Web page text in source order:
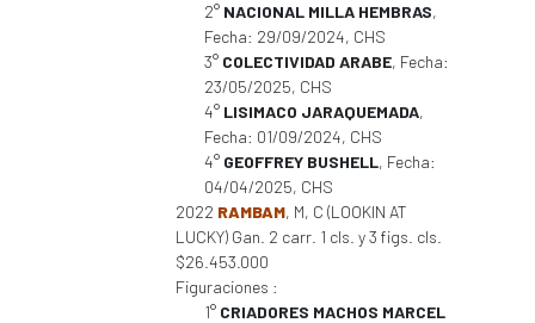
2° NACIONAL MILLA HEMBRAS,
Fecha: 29/09/2024, CHS
3° COLECTIVIDAD ARABE, Fecha:
23/05/2025, CHS
4° LISIMACO JARAQUEMADA,
Fecha: 01/09/2024, CHS
4° GEOFFREY BUSHELL, Fecha:
04/04/2025, CHS
2022 RAMBAM, M, C (LOOKIN AT
LUCKY) Gan. 2 carr. 1 cls. y 3 figs. cls.
$26.453.000
Figuraciones :
1° CRIADORES MACHOS MARCEL